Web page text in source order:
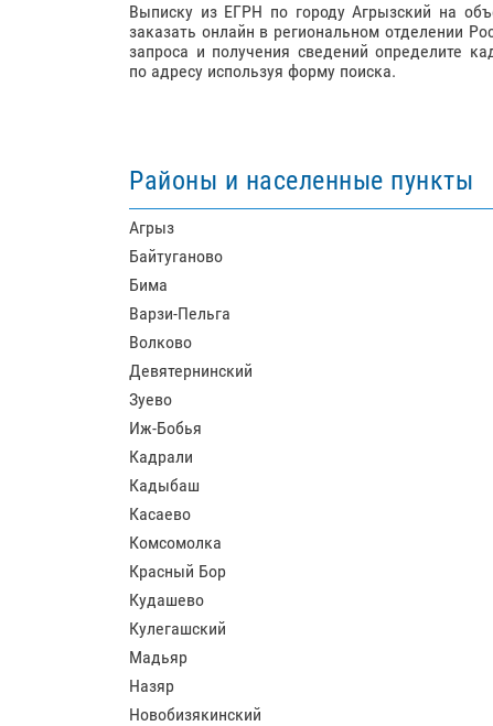
Выписку из ЕГРН по городу Агрызский на
заказать онлайн в региональном отделении
запроса и получения сведений определите
по адресу используя форму поиска.
Районы и населенные пункты
Агрыз
Байтуганово
Бима
Варзи-Пельга
Волково
Девятернинский
Зуево
Иж-Бобья
Кадрали
Кадыбаш
Касаево
Комсомолка
Красный Бор
Кудашево
Кулегашский
Мадьяр
Назяр
Новобизякинский